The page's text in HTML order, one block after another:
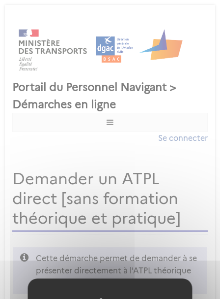
Se connecter
Demander un ATPL
direct [sans formation
théorique et pratique]
Cette démarche permet de demander à se
présenter directement à l'ATPL théorique